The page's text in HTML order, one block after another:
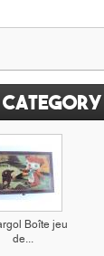
category
Boîte jeu
de...